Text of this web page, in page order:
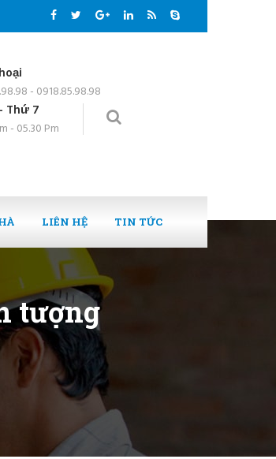
- 0918.85.98.98
Thứ 7
- 05.30 Pm
LIÊN HỆ TIN TỨC
tượng